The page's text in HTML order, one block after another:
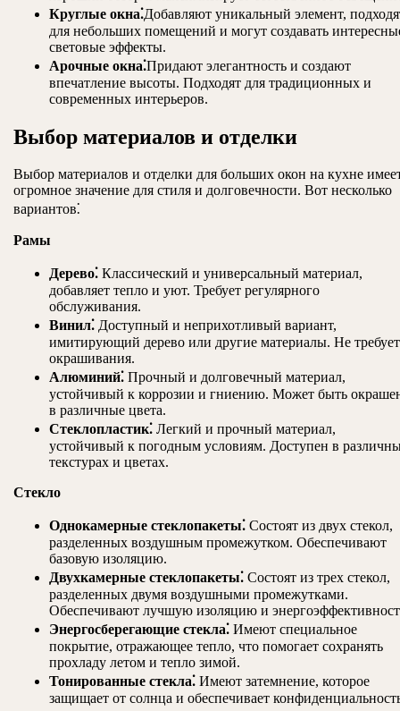
Круглые окна⁚Добавляют уникальный элемент,
для небольших помещений и могут создавать
световые эффекты.
Арочные окна⁚Придают элегантность и создают
впечатление высоты. Подходят для традиционных и
современных интерьеров.
Выбор материалов и отделки
Выбор материалов и отделки для больших окон на кухне
огромное значение для стиля и долговечности. Вот несколько
вариантов⁚
Рамы
Дерево⁚ Классический и универсальный материал,
добавляет тепло и уют. Требует регулярного
обслуживания.
Винил⁚ Доступный и неприхотливый вариант,
имитирующий дерево или другие материалы. Не требует
окрашивания.
Алюминий⁚ Прочный и долговечный материал,
устойчивый к коррозии и гниению. Может быть
в различные цвета.
Стеклопластик⁚ Легкий и прочный материал,
устойчивый к погодным условиям. Доступен в
текстурах и цветах.
Стекло
Однокамерные стеклопакеты⁚ Состоят из двух стекол,
разделенных воздушным промежутком. Обеспечивают
базовую изоляцию.
Двухкамерные стеклопакеты⁚ Состоят из трех стекол,
разделенных двумя воздушными промежутками.
Обеспечивают лучшую изоляцию и
Энергосберегающие стекла⁚ Имеют специальное
покрытие, отражающее тепло, что помогает сохранять
прохладу летом и тепло зимой.
Тонированные стекла⁚ Имеют затемнение, которое
защищает от солнца и обеспечивает